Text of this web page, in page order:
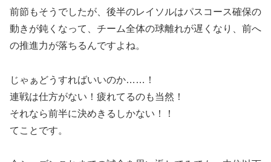
前節もそうでしたが、後半のレイソルはパスコース確保の
動きが鈍くなって、チーム全体の球離れが遅くなり、前へ
の推進力が落ちるんですよね。
じゃぁどうすればいいのか……！
連戦は仕方がない！疲れてるのも当然！
それなら前半に決めきるしかない！！
てことです。